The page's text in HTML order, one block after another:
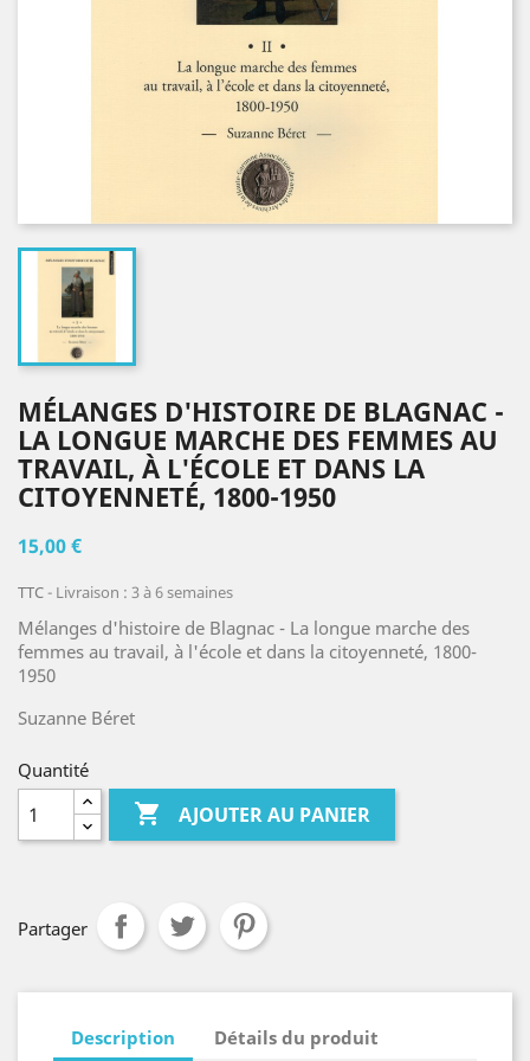
MÉLANGES D'HISTOIRE DE BLAGNAC -
LA LONGUE MARCHE DES FEMMES AU
TRAVAIL, À L'ÉCOLE ET DANS LA
CITOYENNETÉ, 1800-1950
15,00 €
TTC Livraison : 3 à 6 semaines
Mélanges d'histoire de Blagnac - La longue marche des
femmes au travail, à l'école et dans la citoyenneté, 1800-
1950
Suzanne Béret
Quantité
 AJOUTER AU PANIER
Partager
Description Détails du produit